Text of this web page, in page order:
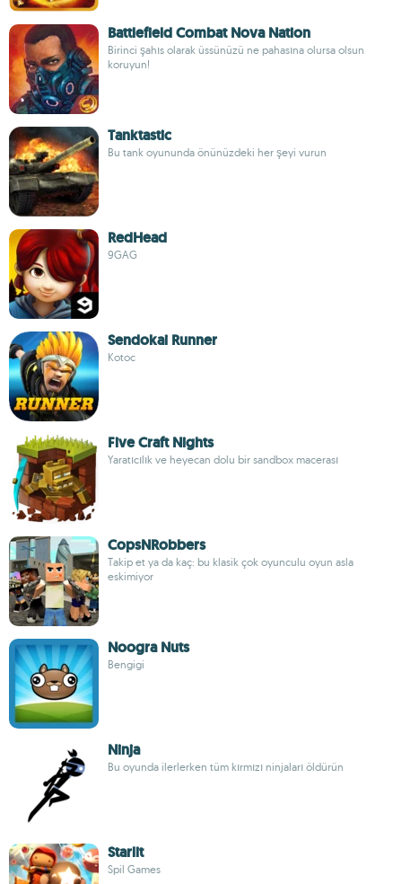
Battlefield Combat Nova Nation
Birinci şahıs olarak üssünüzü ne pahasına olursa olsun
koruyun!
Tanktastic
Bu tank oyununda önünüzdeki her şeyi vurun
RedHead
9GAG
Sendokai Runner
Kotoc
Five Craft Nights
Yaratıcılık ve heyecan dolu bir sandbox macerası
CopsNRobbers
Takip et ya da kaç: bu klasik çok oyunculu oyun asla
eskimiyor
Noogra Nuts
Bengigi
Ninja
Bu oyunda ilerlerken tüm kırmızı ninjaları öldürün
Starlit
Spil Games